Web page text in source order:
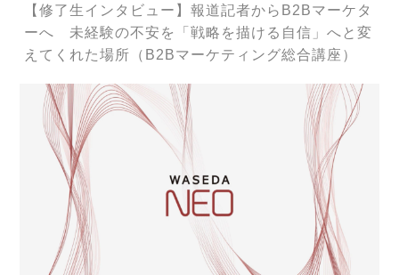
【修了生インタビュー】報道記者からB2Bマーケタ
ーへ 未経験の不安を「戦略を描ける自信」へと変
えてくれた場所（B2Bマーケティング総合講座）